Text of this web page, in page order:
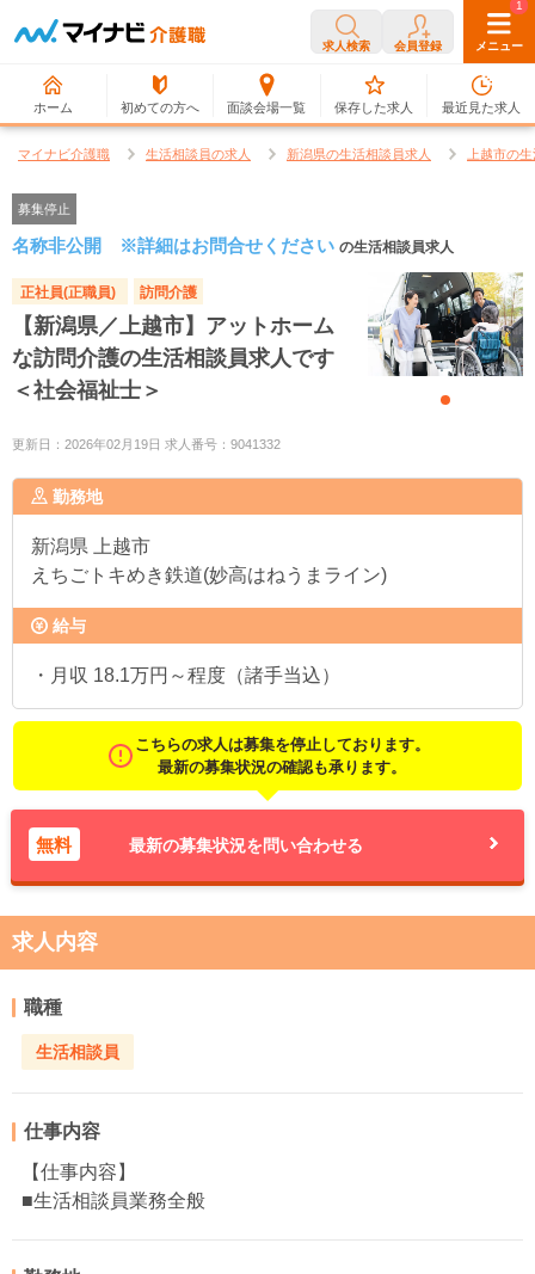
求人検索 会員登録 メニュー
ホーム 初めての方へ 面談会場一覧
0
保存した求人
1
最近見た求人
マイナビ介護職 生活相談員の求人 新潟県の生活相談員求人 上越市の
募集停止
名称非公開 ※詳細はお問合せください の生活相談員求人
正社員(正職員) 訪問介護
【新潟県／上越市】アットホーム
な訪問介護の生活相談員求人です
＜社会福祉士＞
更新日：2026年02月19日 求人番号：9041332
勤務地
新潟県 上越市
えちごトキめき鉄道(妙高はねうまライン)
給与
・月収 18.1万円～程度（諸手当込）
こちらの求人は募集を停止しております。
最新の募集状況の確認も承ります。
無料 最新の募集状況を問い合わせる
求人内容
職種
生活相談員
仕事内容
【仕事内容】
■生活相談員業務全般